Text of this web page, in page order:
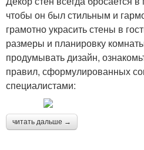
чтобы он был стильным и
грамотно украсить стены в
размеры и планировку
продумывать дизайн,
правил, сформулированных
специалистами:
читать дальше →